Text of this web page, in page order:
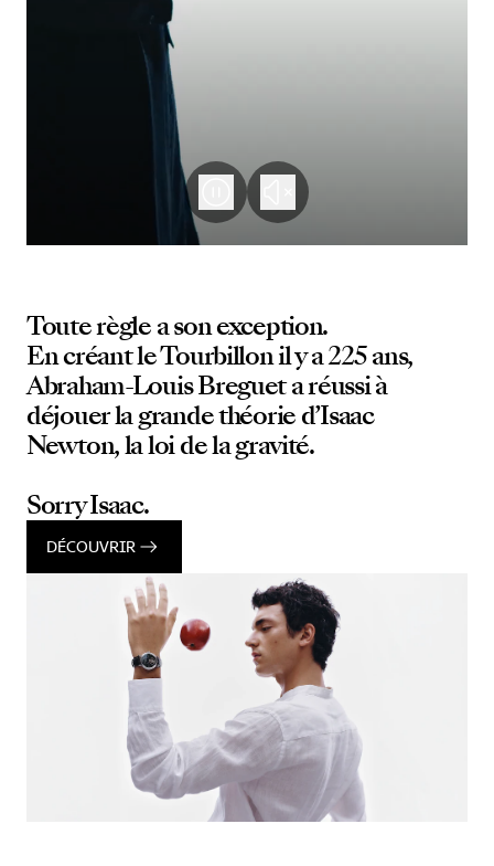
Toute règle a son exception.
En créant le Tourbillon il y a 225 ans,
Abraham-Louis Breguet a réussi à
déjouer la grande théorie d’Isaac
Newton, la loi de la gravité.
Sorry Isaac.
DÉCOUVRIR